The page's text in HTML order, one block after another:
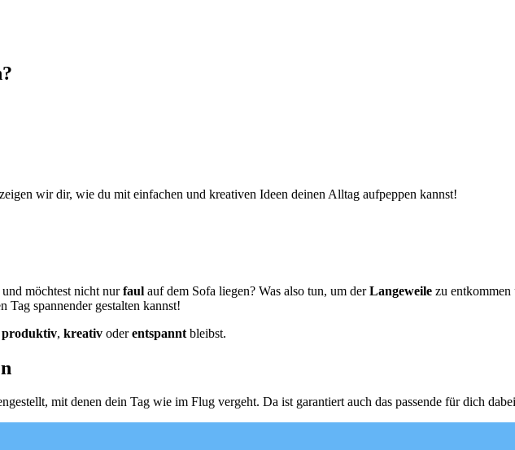
zeigen wir dir, wie du mit einfachen und kreativen Ideen deinen Alltag aufpeppen kannst!
und möchtest nicht nurfaul auf dem Sofa liegen? Was also tun, um derLangeweile zu
spannender gestalten kannst!
produktiv, kreativ oderentspannt bleibst.
mit denen dein Tag wie im Flug vergeht. Da ist garantiert auch das passende für dich